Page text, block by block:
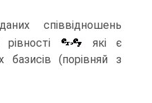
співвідношень
які є
базисів (порівняй з